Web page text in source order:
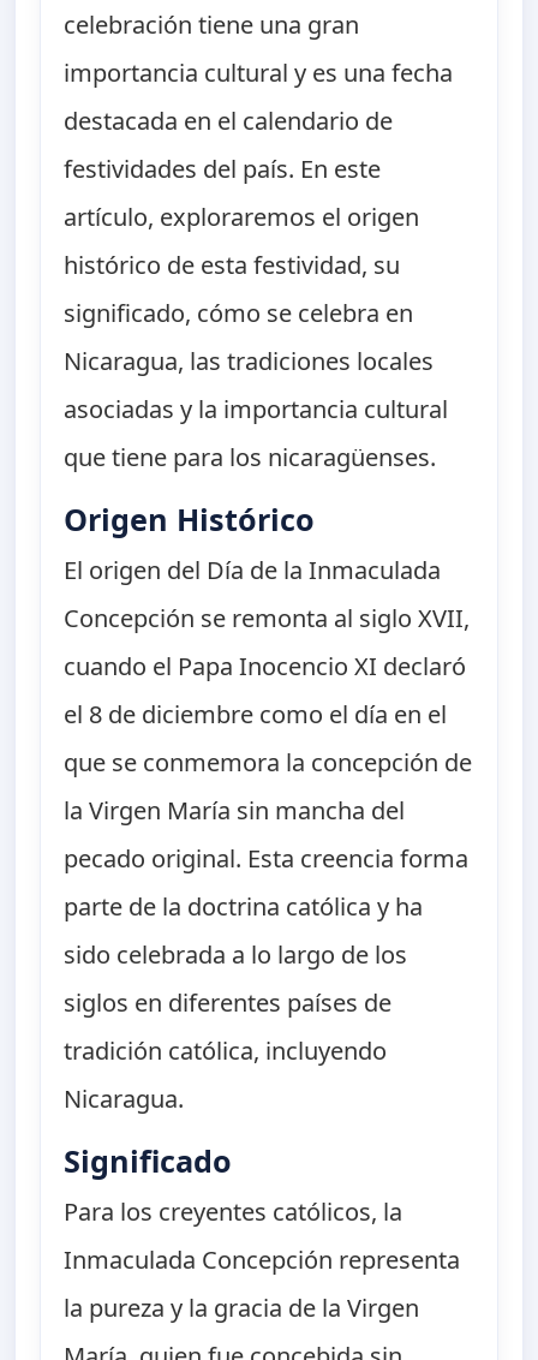
celebración tiene una gran
importancia cultural y es una fecha
destacada en el calendario de
festividades del país. En este
artículo, exploraremos el origen
histórico de esta festividad, su
significado, cómo se celebra en
Nicaragua, las tradiciones locales
asociadas y la importancia cultural
que tiene para los nicaragüenses.
Origen Histórico
El origen del Día de la Inmaculada
Concepción se remonta al siglo XVII,
cuando el Papa Inocencio XI declaró
el 8 de diciembre como el día en el
que se conmemora la concepción de
la Virgen María sin mancha del
pecado original. Esta creencia forma
parte de la doctrina católica y ha
sido celebrada a lo largo de los
siglos en diferentes países de
tradición católica, incluyendo
Nicaragua.
Significado
Para los creyentes católicos, la
Inmaculada Concepción representa
la pureza y la gracia de la Virgen